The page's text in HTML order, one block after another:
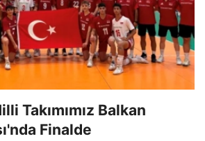
Takımımız Balkan
Finalde